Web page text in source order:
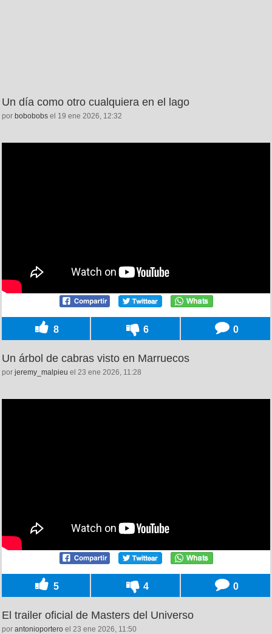
Un día como otro cualquiera en el lago
por bobobobs el 19 ene 2026, 12:32
8 6 0
Un árbol de cabras visto en Marruecos
por jeremy_malpieu el 23 ene 2026, 11:28
5 4 0
El trailer oficial de Masters del Universo
por antonioportero el 23 ene 2026, 11:50